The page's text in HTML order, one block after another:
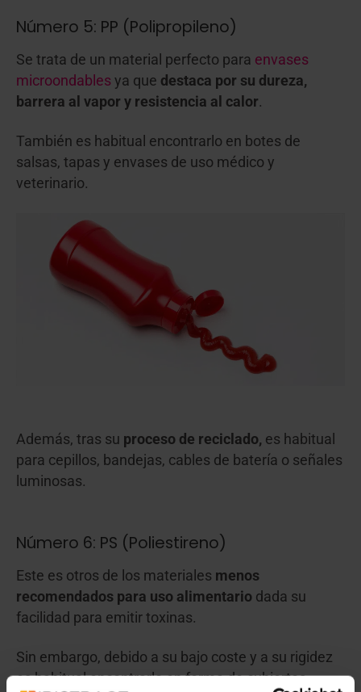
Número 5: PP (Polipropileno)
Se trata de un material perfecto para envases
microondables ya que destaca por su dureza,
barrera al vapor y resistencia al calor.
También es habitual encontrarlo en botes de
salsas, tapas y envases de uso médico y
veterinario.
Además, tras su proceso de reciclado, es habitual
para cepillos, bandejas, cables de batería o señales
luminosas.
Número 6: PS (Poliestireno)
Este es otros de los materiales menos
recomendados para uso alimentario dada su
facilidad para emitir toxinas.
Sin embargo, debido a su bajo coste y a su rigidez
es habitual encontrarlo en forma de cubiertos,